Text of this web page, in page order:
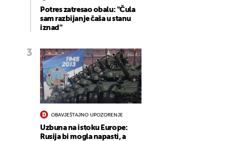
Potres zatresao obalu: "Čula
sam razbijanje čaša u stanu
iznad"
OBAVJEŠTAJNO UPOZORENJE
Uzbuna na istoku Europe:
Rusija bi mogla napasti, a